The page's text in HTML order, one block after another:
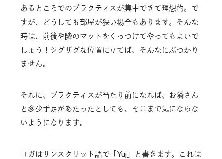
あるところでのプラクティスが集中できて理想的。で
すが、どうしても部屋が狭い場合もあります。そんな
時は、前後や隣のマットをくっつけてやってもよいで
しょう！ジグザグな位置に立てば、そんなにぶつかり
ません。
それに、プラクティスが当たり前になれば、お隣さん
と多少手足があたったとしても、そこまで気にならな
いようになります。
ヨガはサンスクリット語で「Yuj」と書きます。これは